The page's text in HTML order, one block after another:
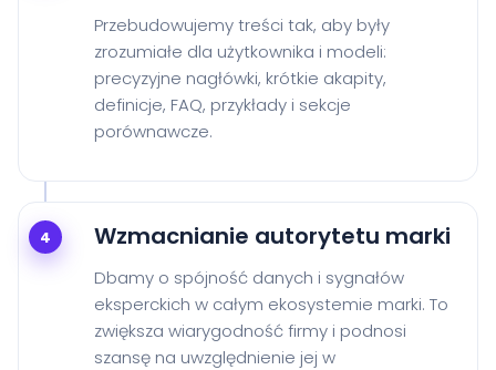
Przebudowujemy treści tak, aby były
zrozumiałe dla użytkownika i modeli:
precyzyjne nagłówki, krótkie akapity,
definicje, FAQ, przykłady i sekcje
porównawcze.
4 Wzmacnianie autorytetu marki
Dbamy o spójność danych i sygnałów
eksperckich w całym ekosystemie marki. To
zwiększa wiarygodność firmy i podnosi
szansę na uwzględnienie jej w